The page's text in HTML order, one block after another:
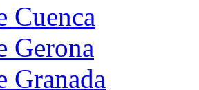
Cuenca
Gerona
Granada